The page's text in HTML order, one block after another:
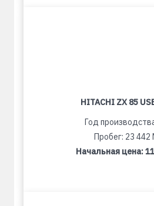
HITACHI ZX 85
Год
Пробег: 23 442
Начальная цена: